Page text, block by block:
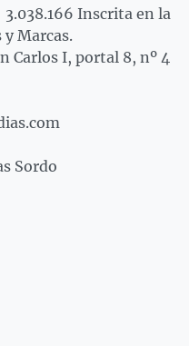
Inscrita en la
y Marcas.
Carlos I, portal 8, nº 4
Sordo